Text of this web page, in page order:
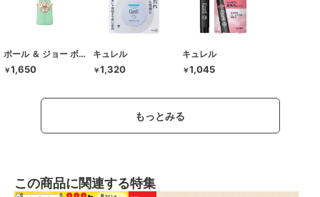
ポール ＆ ジョー ボーテ
￥1,650
キュレル
￥1,320
キュレル
￥1,045
もっとみる
この商品に関連する特集